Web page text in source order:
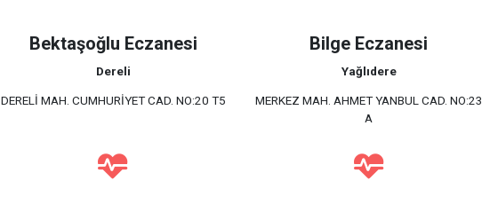
Bektaşoğlu Eczanesi
Dereli
DERELİ MAH. CUMHURİYET CAD. NO:20 T5
Bilge Eczanesi
Yağlıdere
MERKEZ MAH. AHMET YANBUL CAD. NO:23
A